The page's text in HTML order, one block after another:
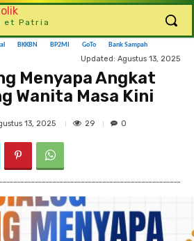
et Patria
BKKBN BP2MI GoTo Bank Sampah
Updated: Agustus 13, 2025
Menyapa Angkat
Wanita Masa Kini
13, 2025 29 0